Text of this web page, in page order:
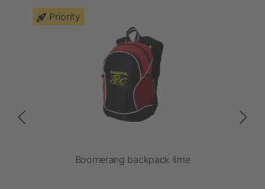
Priority
Boomerang backpack lime